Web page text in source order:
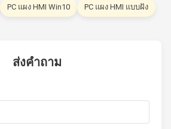
PC แผง HMI Win10 PC แผง HMI แบบฝัง
ส่งคำถาม